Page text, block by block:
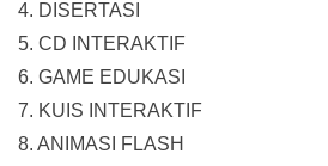
4. DISERTASI
5. CD INTERAKTIF
6. GAME EDUKASI
7. KUIS INTERAKTIF
8. ANIMASI FLASH